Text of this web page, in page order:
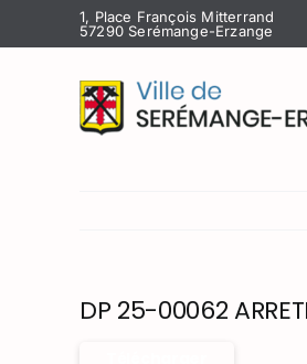
au
1, Place François Mitterrand
57290 Serémange-Erzange
DP 25-00062